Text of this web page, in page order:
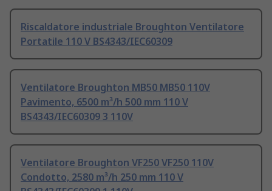
Riscaldatore industriale Broughton Ventilatore
Portatile 110 V BS4343/IEC60309
Ventilatore Broughton MB50 MB50 110V
Pavimento, 6500 m³/h 500 mm 110 V
BS4343/IEC60309 3 110V
Ventilatore Broughton VF250 VF250 110V
Condotto, 2580 m³/h 250 mm 110 V